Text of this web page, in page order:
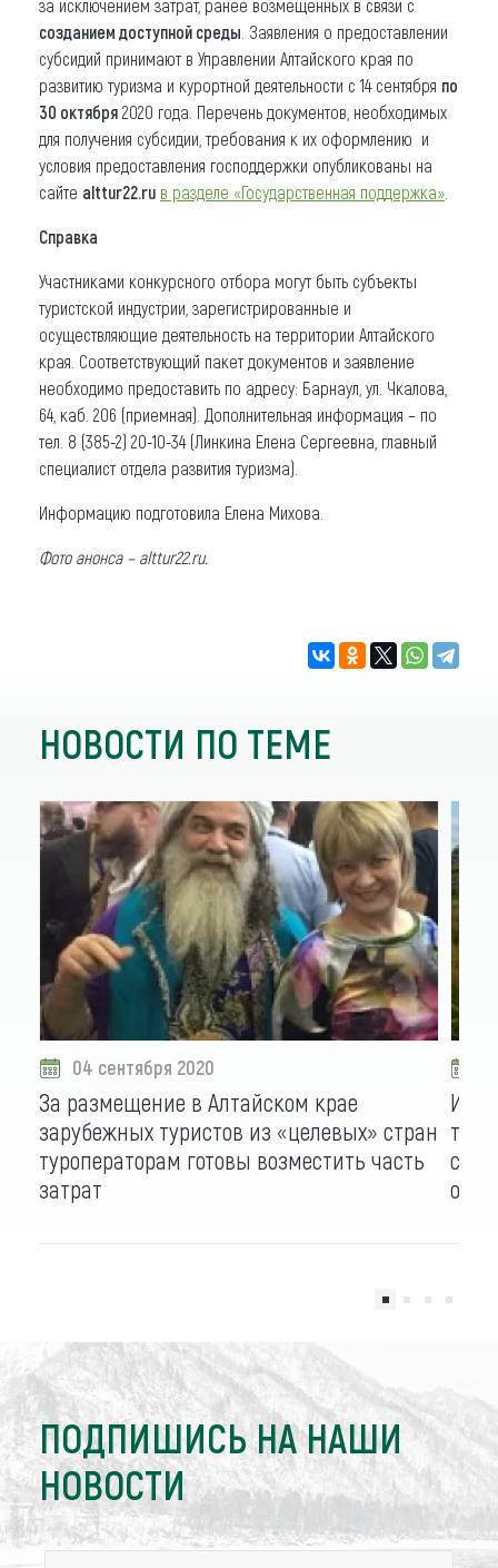
за исключением затрат, ранее возмещенных в связи с
созданием доступной среды . Заявления о предоставлении
субсидий принимают в Управлении Алтайского края по
развитию туризма и курортной деятельности с 14 сентября по
30 октября 2020 года. Перечень документов, необходимых
для получения субсидии, требования к их оформлению и
условия предоставления господдержки опубликованы на
сайте alttur22.ru в разделе «Государственная поддержка»
Справка
Участниками конкурсного отбора могут быть субъекты
туристской индустрии, зарегистрированные и
осуществляющие деятельность на территории Алтайского
края. Соответствующий пакет документов и заявление
необходимо предоставить по адресу: Барнаул, ул. Чкалова,
64, каб. 206 (приемная). Дополнительная информация – по
тел. 8 (385-2) 20-10-34 (Линкина Елена Сергеевна, главный
специалист отдела развития туризма).
Информацию подготовила Елена Михова.
Фото анонса – alttur22.ru.
НОВОСТИ ПО ТЕМЕ
04 сентября 2020
За размещение в Алтайском крае
зарубежных туристов из «целевых» стран
туроператорам готовы возместить часть
затрат
ПОДПИШИСЬ НА НАШИ
НОВОСТИ